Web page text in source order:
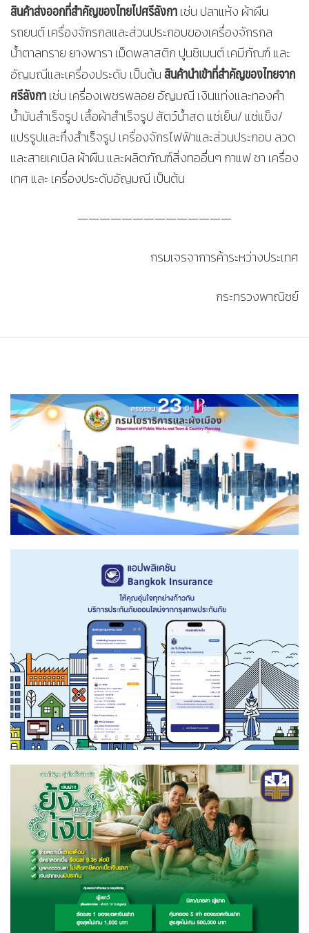
สินค้าส่งออกที่สำคัญของไทยไปศรีลังกาเช่น ปลาแห้ง ผ้าผืน
รถยนต์ เครื่องจักรกลและส่วนประกอบของเครื่องจักรกล
น้ำตาลทราย ยางพารา เม็ดพลาสติก ปูนซิเมนต์ เคมีภัณฑ์ และ
อัญมณีและเครื่องประดับ เป็นต้นสินค้านำเข้าที่สำคัญของไทยจาก
ศรีลังกาเช่น เครื่องเพชรพลอย อัญมณี เงินแท่งและทองคำ
น้ำมันสำเร็จรูป เสื้อผ้าสำเร็จรูป สัตว์น้ำสด แช่เย็น/ แช่แข็ง/
แปรรูปและกึ่งสำเร็จรูป เครื่องจักรไฟฟ้าและส่วนประกอบ ลวด
และสายเคเบิล ผ้าผืน และผลิตภัณฑ์สิ่งทออื่นๆ กาแฟ ชา เครื่อง
เทศ และ เครื่องประดับอัญมณี เป็นต้น
——————————————
กรมเจรจาการค้าระหว่างประเทศ
กระทรวงพาณิชย์